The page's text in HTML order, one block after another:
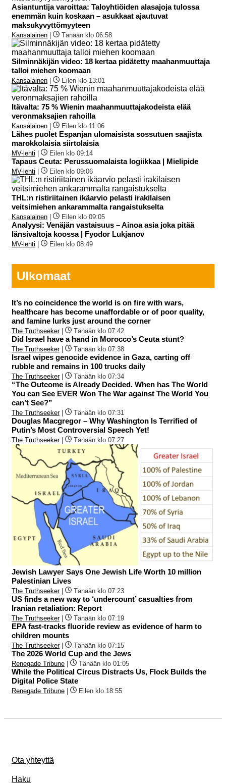
Asiantuntija varoittaa: Taloyhtiöiden alasajoja tulossa
enemmän kuin koskaan – asukkaat ajautuvat
maksukyvyttömyyteen
Kansalainen Tänään klo 06:58
Silminnäkijän video: 18 kertaa pidätetty maahanmuuttaja
talloi miehen koomaan
Kansalainen Eilen klo 13:01
Itävalta: 75 % Wienin maahanmuuttajakodeista elää
veronmaksajien rahoilla
Kansalainen Eilen klo 11:06
Lähes puolet Espanjan ulomaisista sossutuen saajista
marokkolaisia siirtolaisia
MV-lehti Eilen klo 09:14
Tapaus Ceuta: Perussuomalaista logiikkaa | Mielipide
MV-lehti Eilen klo 09:06
THL:n ristiriitainen ikäarvio pelasti irakilaisen
veitsimiehen ankarammalta rangaistukselta
Kansalainen Eilen klo 09:05
Analyysi: Venäjän vastaisuus – Ainoa asia joka pitää
länsivaltoja koossa | Fyodor Lukjanov
MV-lehti Eilen klo 08:49
Ulkomaat
It’s no coincidence the world is on fire with wars,
healthcare has become unaffordable or of poor quality,
and famine lurks just around the corner
The Truthseeker| Tänään klo 07:42
Did Israel have a hand in Morocco’s Ceuta stunt?
The Truthseeker| Tänään klo 07:38
Israel wipes genocide evidence in Gaza, carting off
rubble and remains in 100 trucks daily
The Truthseeker| Tänään klo 07:34
“The Outcome is Already Decided. When has The World
You can See EVER Won The War against The World You
can’t See?”
The Truthseeker| Tänään klo 07:31
Douglas Macgregor – Why Washington Is Terrified of
Putin’s Most Controversial Speech Yet!
The Truthseeker| Tänään klo 07:27
Jewish Lawyer Says One Jewish Life Worth 10 million
Palestinian Lives
The Truthseeker| Tänään klo 07:23
US finds a new way to ‘undercount’ casualties from
Iranian retaliation: Report
The Truthseeker| Tänään klo 07:19
EPA fast-tracks fluoride review as evidence of harm to
children mounts
The Truthseeker| Tänään klo 07:15
The 2026 World Cup and the Jews
Renegade Tribune Tänään klo 01:05
While the Political Circus Distracts Us, Flock Builds the
Digital Police State
Renegade Tribune Eilen klo 18:55
Ota yhteyttä
Haku